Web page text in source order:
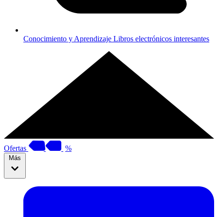
Conocimiento y Aprendizaje Libros electrónicos interesantes
Ofertas %
Más